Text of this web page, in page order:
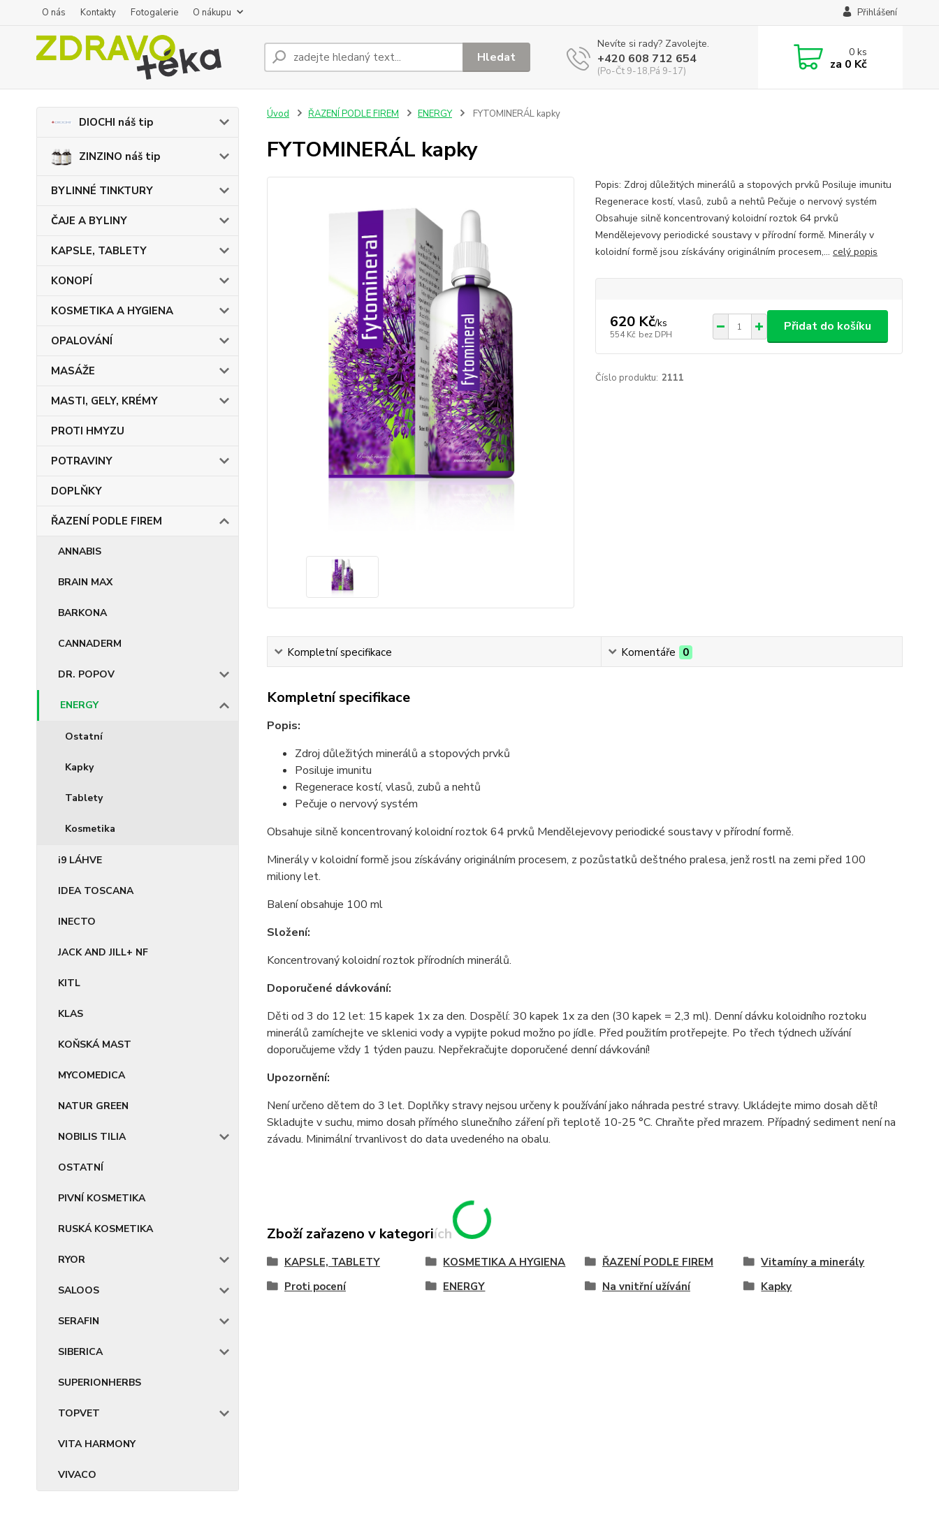
O nás Kontakty Fotogalerie O nákupu Přihlášení
Hledat
Nevíte si rady? Zavolejte.
+420 608 712 654
(Po-Čt 9-18,Pá 9-17)
0ks
za 0 Kč
DIOCHI náš tip
ZINZINO náš tip
BYLINNÉ TINKTURY
ČAJE A BYLINY
KAPSLE, TABLETY
KONOPÍ
KOSMETIKA A HYGIENA
OPALOVÁNÍ
MASÁŽE
MASTI, GELY, KRÉMY
PROTI HMYZU
POTRAVINY
DOPLŇKY
ŘAZENÍ PODLE FIREM
ANNABIS
BRAIN MAX
BARKONA
CANNADERM
DR. POPOV
ENERGY
Ostatní
Kapky
Tablety
Kosmetika
i9 LÁHVE
IDEA TOSCANA
INECTO
JACK AND JILL+ NF
KITL
KLAS
KOŇSKÁ MAST
MYCOMEDICA
NATUR GREEN
NOBILIS TILIA
OSTATNÍ
PIVNÍ KOSMETIKA
RUSKÁ KOSMETIKA
RYOR
SALOOS
SERAFIN
SIBERICA
SUPERIONHERBS
TOPVET
VITA HARMONY
VIVACO
Úvod ŘAZENÍ PODLE FIREM ENERGY FYTOMINERÁL kapky
FYTOMINERÁL kapky
Popis: Zdroj důležitých minerálů a stopových prvků Posiluje imunitu
Regenerace kostí, vlasů, zubů a nehtů Pečuje o nervový systém
Obsahuje silně koncentrovaný koloidní roztok 64 prvků
Mendělejevovy periodické soustavy v přírodní formě. Minerály v
koloidní formě jsou získávány originálním procesem,... celý popis
620 Kč/ks
554 Kč bez DPH
Přidat do košíku
Číslo produktu: 2111
Kompletní specifikace Komentáře 0
Kompletní specifikace
Popis:
Zdroj důležitých minerálů a stopových prvků
Posiluje imunitu
Regenerace kostí, vlasů, zubů a nehtů
Pečuje o nervový systém
Obsahuje silně koncentrovaný koloidní roztok 64 prvků Mendělejevovy periodické soustavy v přírodní formě.
Minerály v koloidní formě jsou získávány originálním procesem, z pozůstatků deštného pralesa, jenž rostl na zemi před 100
miliony let.
Balení obsahuje 100 ml
Složení:
Koncentrovaný koloidní roztok přírodních minerálů.
Doporučené dávkování:
Děti od 3 do 12 let: 15 kapek 1x za den. Dospělí: 30 kapek 1x za den (30 kapek = 2,3 ml). Denní dávku koloidního roztoku
minerálů zamíchejte ve sklenici vody a vypijte pokud možno po jídle. Před použitím protřepejte. Po třech týdnech užívání
doporučujeme vždy 1 týden pauzu. Nepřekračujte doporučené denní dávkování!
Upozornění:
Není určeno dětem do 3 let. Doplňky stravy nejsou určeny k používání jako náhrada pestré stravy. Ukládejte mimo dosah dětí!
Skladujte v suchu, mimo dosah přímého slunečního záření při teplotě 10-25 °C. Chraňte před mrazem. Případný sediment není na
závadu. Minimální trvanlivost do data uvedeného na obalu.
Zboží zařazeno v kategoriích
KAPSLE, TABLETY KOSMETIKA A HYGIENA ŘAZENÍ PODLE FIREM
Vitamíny a minerály
Proti pocení
ENERGY Na vnitřní užívání Kapky